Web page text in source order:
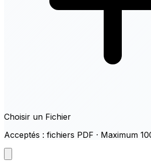
Choisir un Fichier
Acceptés : fichiers PDF · Maximum